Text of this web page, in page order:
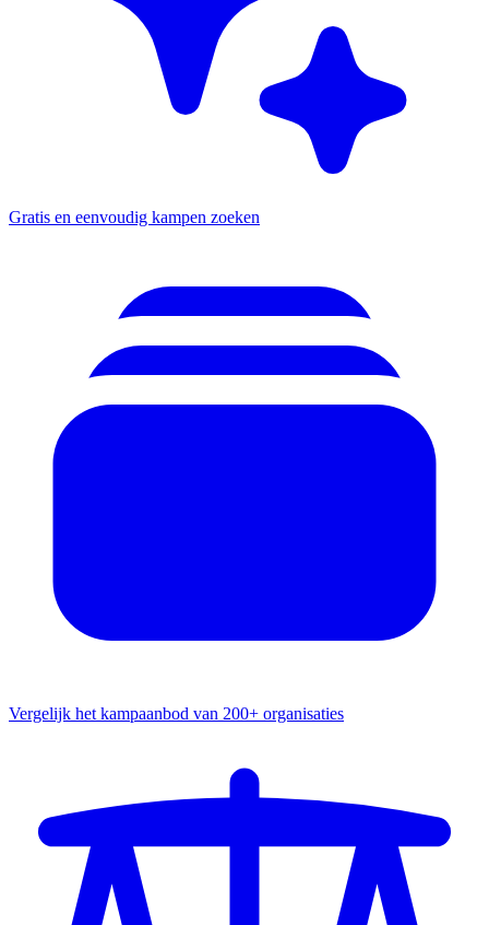
Gratis en eenvoudig kampen zoeken
Vergelijk het kampaanbod van 200+ organisaties